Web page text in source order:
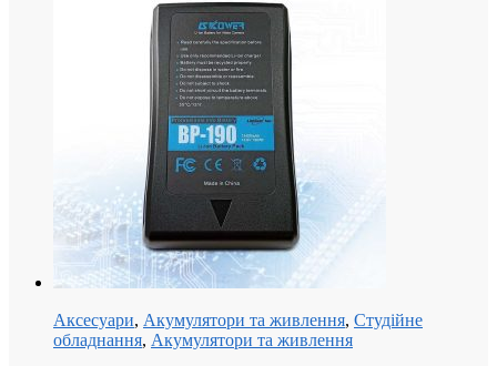
Аксесуари, Акумулятори та живлення, Студійне
обладнання, Акумулятори та живлення